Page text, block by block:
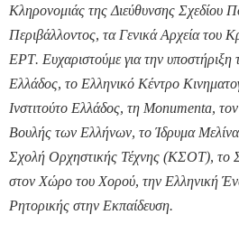
Κληρονομιάς της Διεύθυνσης Σχεδίου
Περιβάλλοντος, τα Γενικά Αρχεία του
ΕΡΤ. Ευχαριστούμε για την υποστήριξη
Ελλάδος, το Ελληνικό Κέντρο
Ινστιτούτο Ελλάδος, τη Monumenta,
Βουλής των Ελλήνων, το Ίδρυμα
Σχολή Ορχηστικής Τέχνης (ΚΣΟΤ), το
στον Χώρο του Χορού, την Ελληνική
Ρητορικής στην Εκπαίδευση.